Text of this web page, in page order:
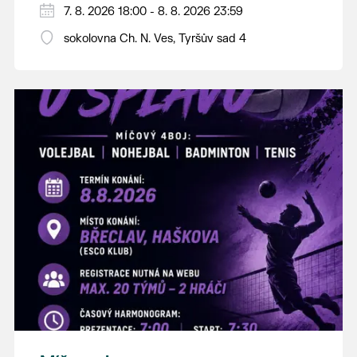
PÁTEK 7. srpna
18:00 - ruční stavění máje
14:00 - krojový průvod pro stárky od
hostince “U Buvola”
16:00 - odpolední zábava na sokolovně
21:00 - večerní zábava
K tanci a poslechu bude hrát DH
Lanžhotčané.
Těšíme se na Vás!
7. 8. 2026 18:00 - 8. 8. 2026 23:59
sokolovna Ch. N. Ves, Tyršův sad 4